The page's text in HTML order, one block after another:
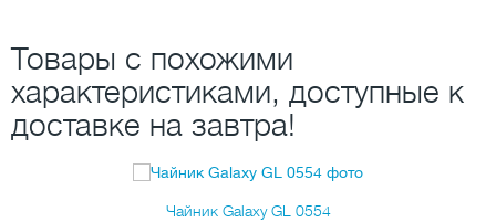
Товары с похожими
характеристиками, доступные к
доставке на завтра!
Чайник Galaxy GL 0554